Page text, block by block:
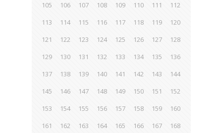
105
106 107 108 109 110 111
112
113
114 115 116 117 118 119
120
121
122 123 124 125 126 127
128
129
130 131 132 133 134 135
136
137
138 139 140 141 142 143
144
145
146 147 148 149 150 151
152
153
154 155 156 157 158 159
160
161
162 163 164 165 166 167
168